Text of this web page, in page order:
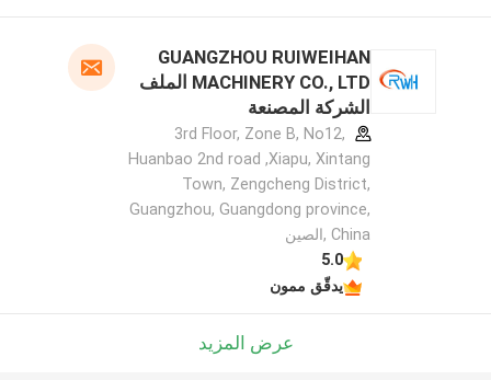
GUANGZHOU RUIWEIHAN
MACHINERY CO., LTD الملف
الشركة المصنعة
3rd Floor, Zone B, No12,
Huanbao 2nd road ,Xiapu, Xintang
Town, Zengcheng District,
Guangzhou, Guangdong province,
China ,الصين
5.0
يدقّق ممون
عرض المزيد